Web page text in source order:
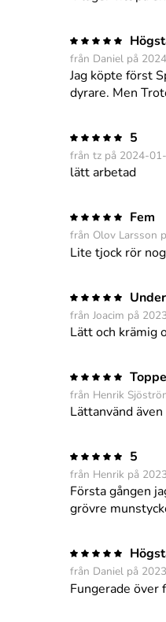
från Daniel på
Jag köpte först
dyrare. Men
5
från tz på 2024-
lätt arbetad
Fem
från Olov Larsson
Lite tjock rör
från Joacim på
Lätt och krämig
från Henrik
Lättanvänd
5
från Henrik på
Första gången
grövre
från Daniel på
Fungerade